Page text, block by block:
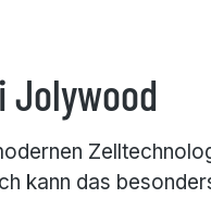
Jolywood
kann das